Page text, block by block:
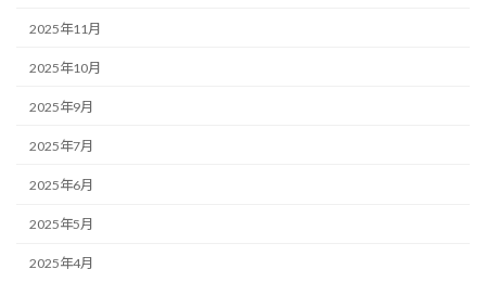
2025年11月
2025年10月
2025年9月
2025年7月
2025年6月
2025年5月
2025年4月